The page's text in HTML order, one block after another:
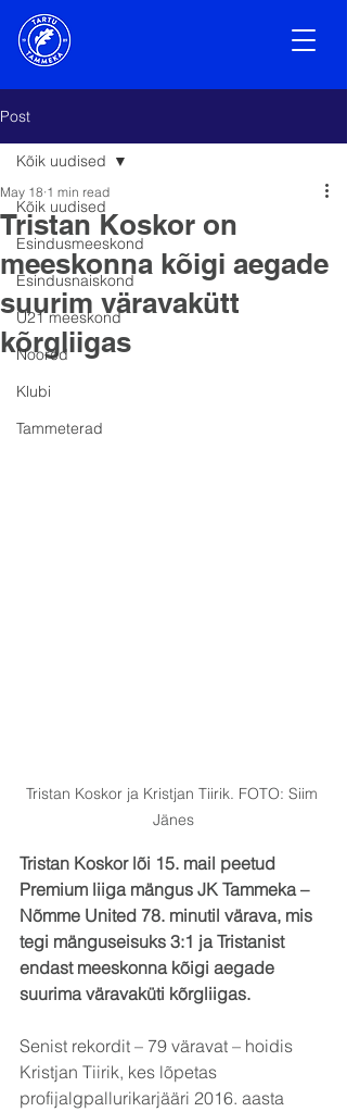
Post
Kõik uudised
Esindusmeeskond
Esindusnaiskond
U21 meeskond
Noored
Klubi
Tammeterad
Kõik uudised
Tristan Koskor on
meeskonna kõigi aegade
suurim väravakütt
kõrgliigas
May 18 1 min read
Tristan Koskor ja Kristjan Tiirik. FOTO: Siim
Jänes
Tristan Koskor lõi 15. mail peetud
Premium liiga mängus JK Tammeka –
Nõmme United 78. minutil värava, mis
tegi mänguseisuks 3:1 ja Tristanist
endast meeskonna kõigi aegade
suurima väravaküti kõrgliigas.
Senist rekordit – 79 väravat – hoidis
Kristjan Tiirik, kes lõpetas
profijalgpallurikarjääri 2016. aasta